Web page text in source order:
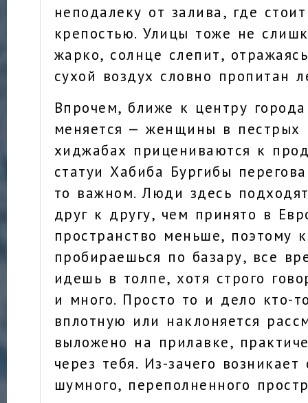
неподалеку от залива, где
крепостью. Улицы тоже не
жарко, солнце слепит,
сухой воздух словно пропитан
Впрочем, ближе к центру
меняется — женщины в пестрых
хиджабах прицениваются к
статуи Хабиба Бургибы
то важном. Люди здесь
друг к другу, чем принято в
пространство меньше, поэтому
пробираешься по базару, все
идешь в толпе, хотя строго
и много. Просто то и дело кто-
вплотную или наклоняется
выложено на прилавке,
через тебя. Из-зачего
шумного, переполненного